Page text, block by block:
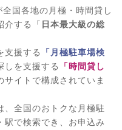
国各地の月極・時間貸し
する「 日本最大級の総
支援する
「月極駐車場検
しを支援する
「時間貸し
サイトで構成されていま
、全国のおトクな月極駐
駅で検索でき、お申込み